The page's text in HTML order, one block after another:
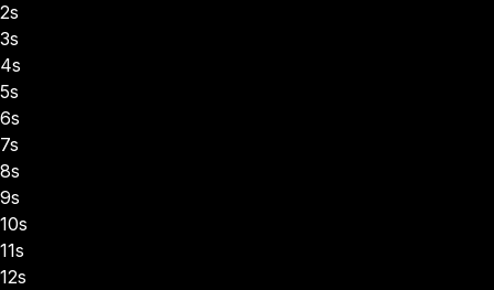
2s
3s
4s
5s
6s
7s
8s
9s
10s
11s
12s